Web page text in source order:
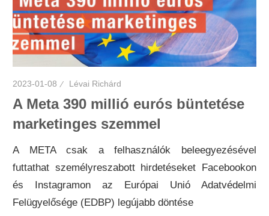
2023-01-08 Lévai Richárd
A Meta 390 millió eurós büntetése
marketinges szemmel
A META csak a felhasználók beleegyezésével
futtathat személyreszabott hirdetéseket Facebookon
és Instagramon az Európai Unió Adatvédelmi
Felügyelősége (EDBP) legújabb döntése